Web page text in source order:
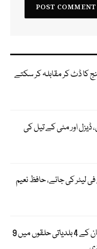
کا ڈٹ کر مقابلہ کر سکتے
ڈیزل اور مٹی کے تیل کی
قیمت 228 روپے فی لیٹر کی جائے، حافظ نعیم
الیکشن کمیشن نے بلوچستان کے 4 بلدیاتی حلقوں میں 9